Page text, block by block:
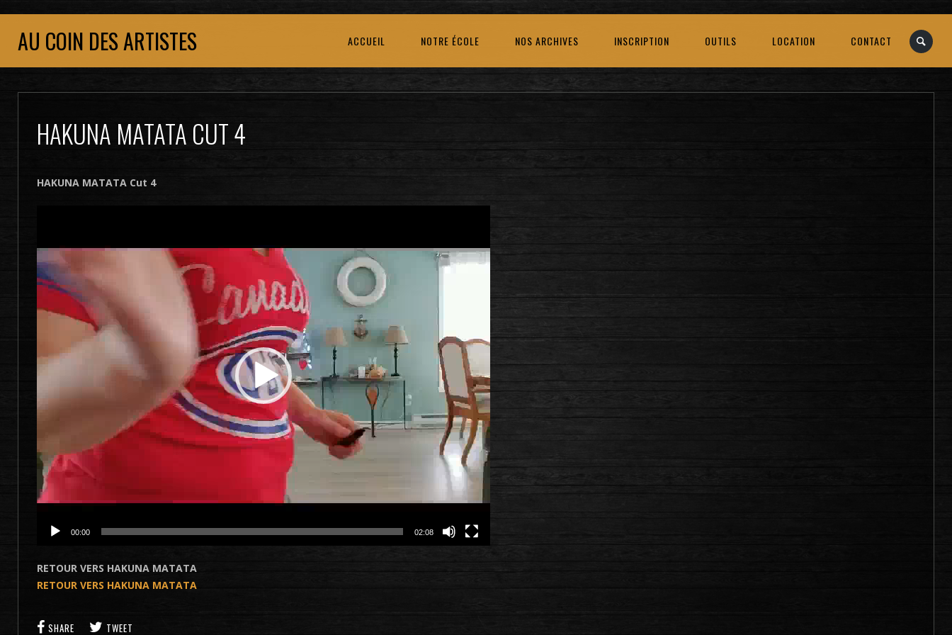
AU COIN DES ARTISTES ACCUEIL NOTRE ÉCOLE NOS ARCHIVES INSCRIPTION OUTILS LOCATION CONTACT
HAKUNA MATATA CUT 4
HAKUNA MATATA Cut 4
00:00 02:08
RETOUR VERS HAKUNA MATATA
RETOUR VERS HAKUNA MATATA
SHARE TWEET